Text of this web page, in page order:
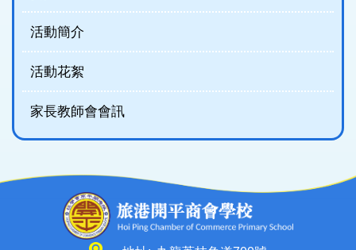
活動簡介
活動花絮
家長教師會會訊